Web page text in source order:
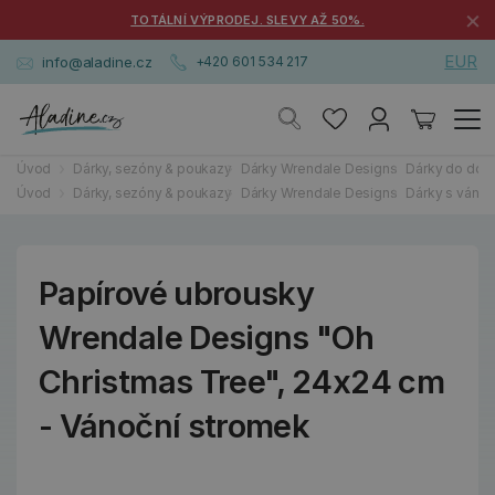
TOTÁLNÍ VÝPRODEJ. SLEVY AŽ 50%. ×
info@aladine.cz +420 601 534 217 EUR
Úvod Dárky, sezóny & poukazy Dárky Wrendale Designs Dárky do
Úvod
Dárky, sezóny & poukazy Dárky Wrendale Designs Dárky s
Papírové ubrousky
Wrendale Designs "Oh
Christmas Tree", 24x24 cm
- Vánoční stromek